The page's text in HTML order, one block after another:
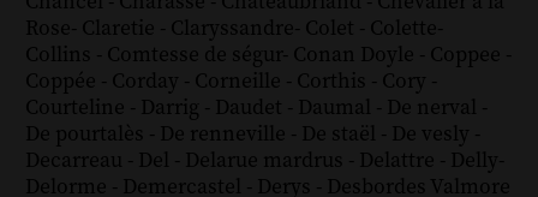
Rose- Claretie - Claryssandre- Colet - Colette-
Collins - Comtesse de ségur- Conan Doyle - Coppee -
Coppée - Corday - Corneille - Corthis - Cory -
Courteline - Darrig - Daudet - Daumal - De nerval -
De pourtalès - De renneville - De staël - De vesly -
Decarreau - Del - Delarue mardrus - Delattre - Delly-
Delorme - Demercastel - Derys - Desbordes Valmore